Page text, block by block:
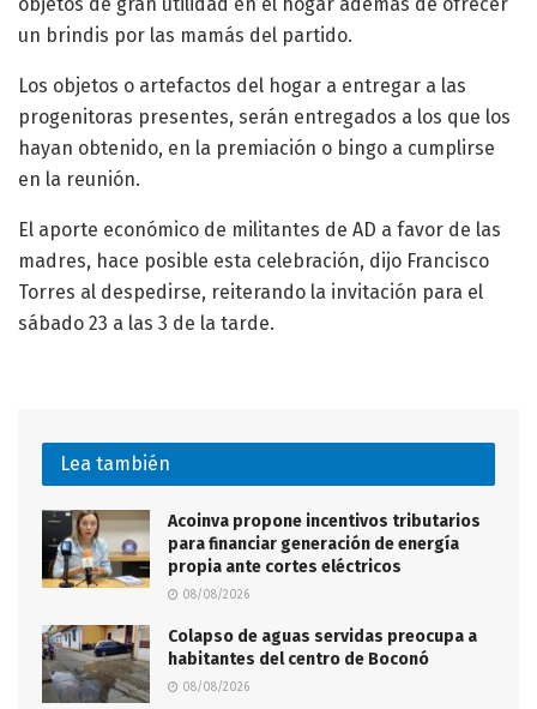
objetos de gran utilidad en el hogar además de ofrecer
un brindis por las mamás del partido.
Los objetos o artefactos del hogar a entregar a las
progenitoras presentes, serán entregados a los que los
hayan obtenido, en la premiación o bingo a cumplirse
en la reunión.
El aporte económico de militantes de AD a favor de las
madres, hace posible esta celebración, dijo Francisco
Torres al despedirse, reiterando la invitación para el
sábado 23 a las 3 de la tarde.
Lea también
Acoinva propone incentivos tributarios
para financiar generación de energía
propia ante cortes eléctricos
08/08/2026
Colapso de aguas servidas preocupa a
habitantes del centro de Boconó
08/08/2026